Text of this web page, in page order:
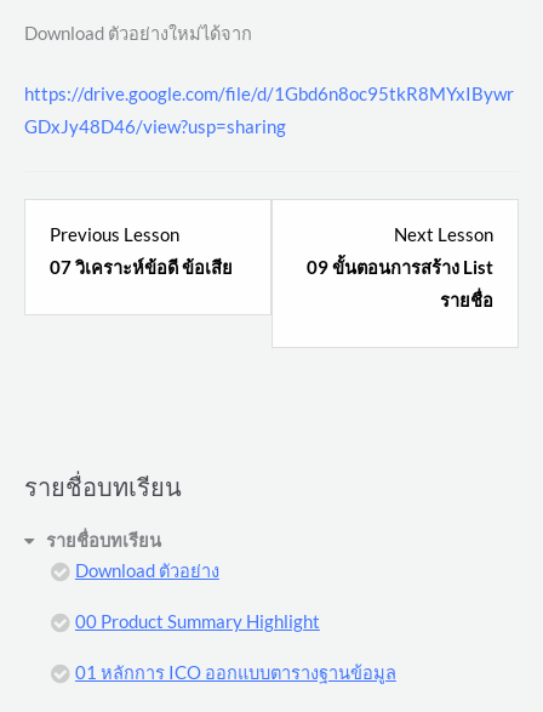
Download ตัวอย่างใหม่ได้จาก
https://drive.google.com/file/d/1Gbd6n8oc95tkR8MYxIBywr
GDxJy48D46/view?usp=sharing
Previous Lesson
07 วิเคราะห์ข้อดี ข้อเสีย
section
ราย
Next Lesson
09 ขั้นตอนการสร้าง List
รายชื่อ
10
within
ราย
รายชื่อบทเรียน
รายชื่อบทเรียน
Download ตัวอย่าง
00 Product Summary Highlight
01 หลักการ ICO ออกแบบตารางฐานข้อมูล